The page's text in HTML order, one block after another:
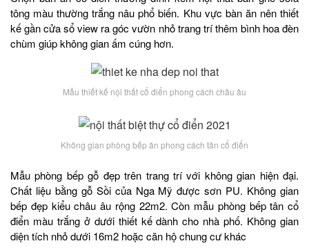
tông màu thường trắng nâu phổ biến. Khu vực bàn ăn nên thiết
kế gần cửa sổ view ra góc vườn nhỏ trang trí thêm bình hoa đèn
chùm giúp không gian ấm cúng hơn.
Mẫu thiết kế nội thất cổ điển phong cách châu âu
Không gian phòng bếp ăn phong cách tân cổ điển
Mẫu phòng bếp gỗ đẹp trên trang trí với không gian hiện đại.
Chất liệu bằng gỗ Sồi của Nga Mỹ được sơn PU. Không gian
bếp đẹp kiểu châu âu rộng 22m2. Còn mẫu phòng bếp tân cổ
điển màu trắng ở dưới thiết kế dành cho nhà phố. Không gian
diện tích nhỏ dưới 16m2 hoặc căn hộ chung cư khác